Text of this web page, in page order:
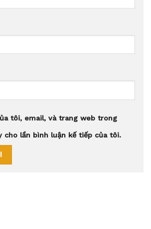
tôi, email, và trang web trong
cho lần bình luận kế tiếp của tôi.